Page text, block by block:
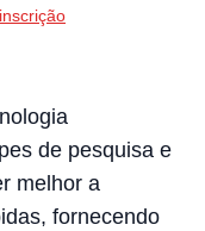
de pesquisa e
melhor a
fornecendo